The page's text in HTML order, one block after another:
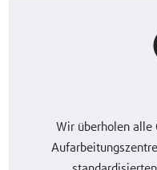
Wir überholen alle